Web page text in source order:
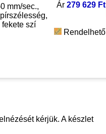
mm/sec.,
szí
Ár 279 629 Ft
Rendelhető
kérjük. A készlet